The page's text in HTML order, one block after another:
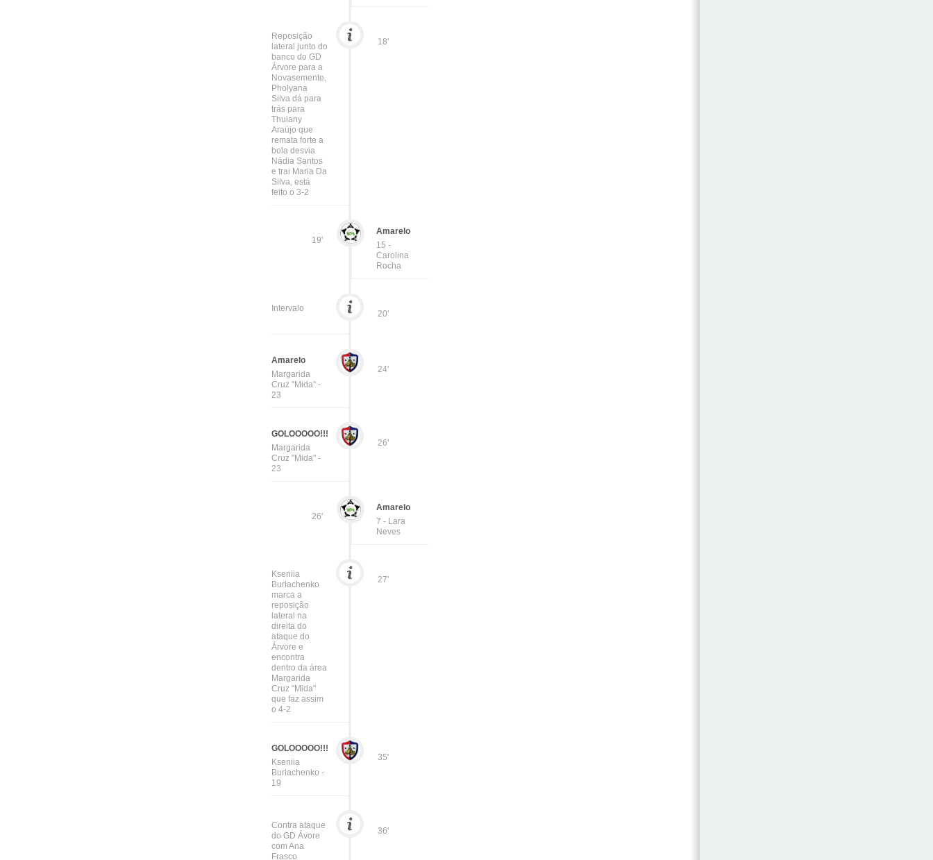
18'
Reposição
lateral junto do
banco do GD
Árvore para a
Novasemente,
Pholyana
Silva dá para
trás para
Thuiany
Araújo que
remata forte a
bola desvia
Nádia Santos
e trai Maria Da
Silva, está
feito o 3-2
19'
Amarelo
15 -
Carolina
Rocha
20'
Intervalo
24'
Amarelo
Margarida
Cruz "Mida" -
23
26'
GOLOOOOO!!!
Margarida
Cruz "Mida" -
23
26'
Amarelo
7 - Lara
Neves
27'
Kseniia
Burlachenko
marca a
reposição
lateral na
direita do
ataque do
Árvore e
encontra
dentro da área
Margarida
Cruz "Mida"
que faz assim
o 4-2
35'
GOLOOOOO!!!
Kseniia
Burlachenko -
19
36'
Contra ataque
do GD Ávore
com Ana
Frasco